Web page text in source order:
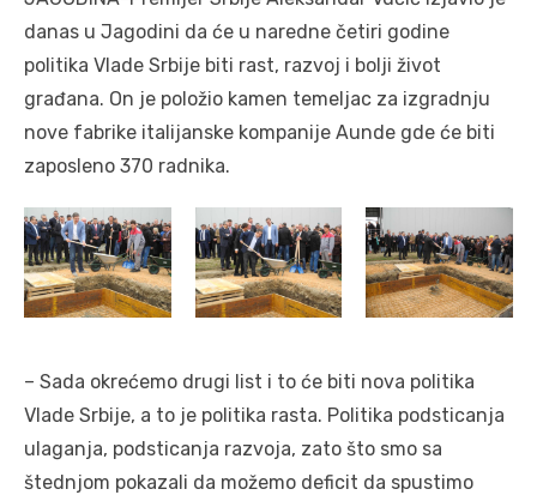
danas u Jagodini da će u naredne četiri godine
politika Vlade Srbije biti rast, razvoj i bolji život
građana. On je položio kamen temeljac za izgradnju
nove fabrike italijanske kompanije Aunde gde će biti
zaposleno 370 radnika.
– Sada okrećemo drugi list i to će biti nova politika
Vlade Srbije, a to je politika rasta. Politika podsticanja
ulaganja, podsticanja razvoja, zato što smo sa
štednjom pokazali da možemo deficit da spustimo